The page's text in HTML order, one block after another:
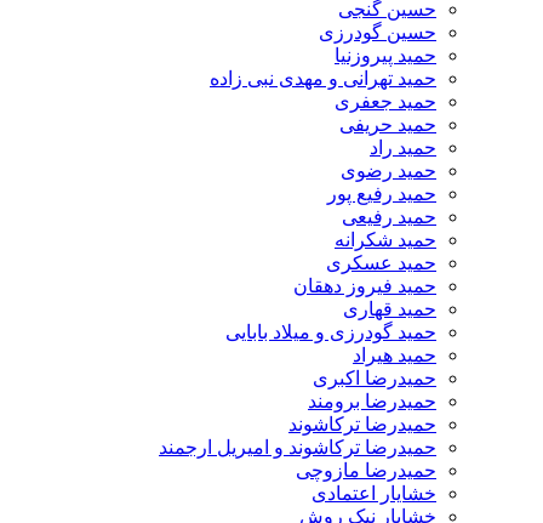
حسین گنجی
حسین گودرزی
حمید پیروزنیا
حمید تهرانی و مهدی نبی زاده
حمید جعفری
حمید حریفی
حمید راد
حمید رضوی
حمید رفیع پور
حمید رفیعی
حمید شکرانه
حمید عسکری
حمید فیروز دهقان
حمید قهاری
حمید گودرزی و میلاد بابایی
حمید هیراد
حمیدرضا اکبری
حمیدرضا برومند
حمیدرضا ترکاشوند
حمیدرضا ترکاشوند و امیریل ارجمند
حمیدرضا مازوچی
خشایار اعتمادی
خشایار نیک روش